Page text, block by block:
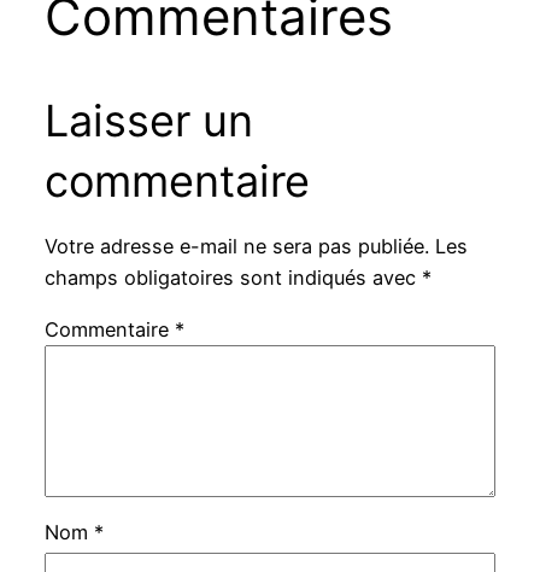
Commentaires
Laisser un
commentaire
Votre adresse e-mail ne sera pas publiée. Les
champs obligatoires sont indiqués avec *
Commentaire *
Nom *